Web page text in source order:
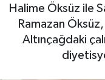
Halime Öksüz ile
Ramazan Öksüz,
Altınçağdaki